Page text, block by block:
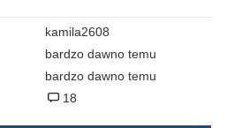
kamila2608
bardzo dawno temu
bardzo dawno temu
18